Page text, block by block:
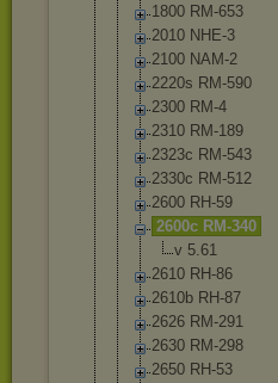
1800 RM-653
2010 NHE-3
2100 NAM-2
2220s RM-590
2300 RM-4
2310 RM-189
2323c RM-543
2330c RM-512
2600 RH-59
2600c RM-340
v 5.61
2610 RH-86
2610b RH-87
2626 RM-291
2630 RM-298
2650 RH-53